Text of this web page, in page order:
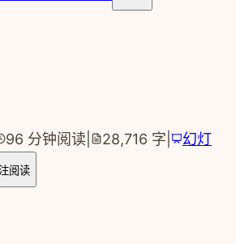
96 分钟阅读 28,716 字
幻灯
阅读